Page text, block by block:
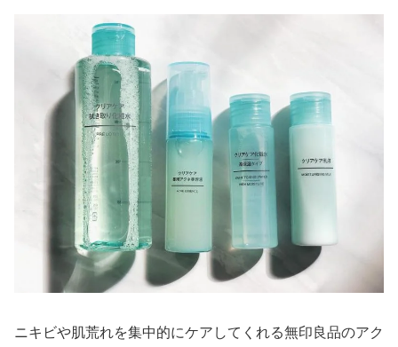
ニキビや肌荒れを集中的にケアしてくれる無印良品のアク